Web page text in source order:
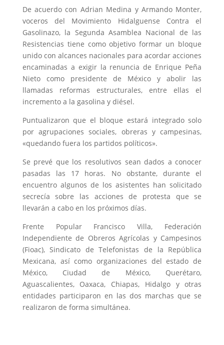
De acuerdo con Adrian Medina y Armando Monter,
voceros del Movimiento Hidalguense Contra el
Gasolinazo, la Segunda Asamblea Nacional de las
Resistencias tiene como objetivo formar un bloque
unido con alcances nacionales para acordar acciones
encaminadas a exigir la renuncia de Enrique Peña
Nieto como presidente de México y abolir las
llamadas reformas estructurales, entre ellas el
incremento a la gasolina y diésel.
Puntualizaron que el bloque estará integrado solo
por agrupaciones sociales, obreras y campesinas,
«quedando fuera los partidos políticos».
Se prevé que los resolutivos sean dados a conocer
pasadas las 17 horas. No obstante, durante el
encuentro algunos de los asistentes han solicitado
secrecía sobre las acciones de protesta que se
llevarán a cabo en los próximos días.
Frente Popular Francisco Villa, Federación
Independiente de Obreros Agrícolas y Campesinos
(Fioac), Sindicato de Telefonistas de la República
Mexicana, así como organizaciones del estado de
México, Ciudad de México, Querétaro,
Aguascalientes, Oaxaca, Chiapas, Hidalgo y otras
entidades participaron en las dos marchas que se
realizaron de forma simultánea.